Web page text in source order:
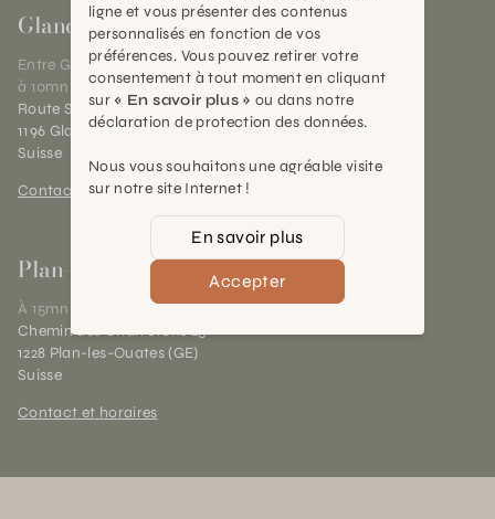
Gland
Entre Genève et Lausanne,
à 10mn de Nyon
Route Suisse 40
1196 Gland (VD)
Suisse
Contact et horaires
Plan-les-Ouates
À 15mn du centre de Genève
Chemin des Charrotons 25
1228 Plan-les-Ouates (GE)
Suisse
Contact et horaires
ligne et vous présenter des contenus
personnalisés en fonction de vos
préférences. Vous pouvez retirer votre
consentement à tout moment en cliquant
sur « En savoir plus » ou dans notre
déclaration de protection des données.
Nous vous souhaitons une agréable visite
sur notre site Internet !
En savoir plus
Accepter